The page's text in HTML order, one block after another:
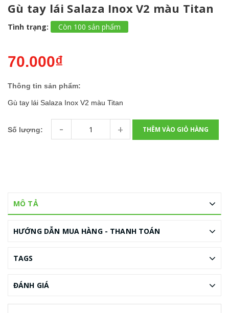
Gù tay lái Salaza Inox V2 màu Titan
Tình trạng: Còn 100 sản phẩm
70.000₫
Thông tin sản phẩm:
Gù tay lái Salaza Inox V2 màu Titan
Số lượng: - + THÊM VÀO GIỎ HÀNG
MÔ TẢ
HƯỚNG DẪN MUA HÀNG - THANH TOÁN
TAGS
ĐÁNH GIÁ